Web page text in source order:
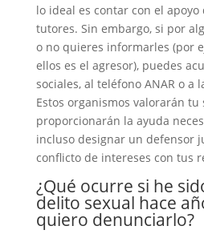
lo ideal es contar con el
tutores. Sin embargo, si por
o no quieres informarles (por
ellos es el agresor), puedes
sociales, al teléfono ANAR o a
Estos organismos valorarán tu
proporcionarán la ayuda
incluso designar un defensor
conflicto de intereses con tus
¿Qué ocurre si he
delito sexual hace
quiero denunciarlo?